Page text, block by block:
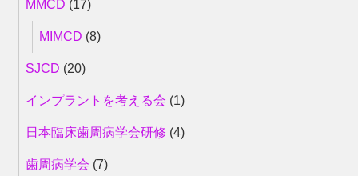
MMCD (17)
MIMCD (8)
SJCD (20)
インプラントを考える会 (1)
日本臨床歯周病学会研修 (4)
歯周病学会 (7)